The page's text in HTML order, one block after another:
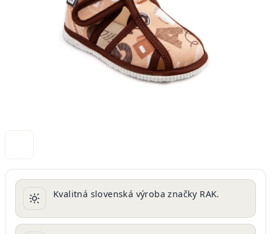
Kvalitná slovenská výroba značky RAK.